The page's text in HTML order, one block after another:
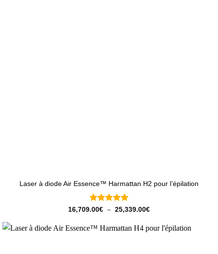
Laser à diode Air Essence™ Harmattan H2 pour l’épilation
Note5 sur
16,709.00€ – 25,339.00€Plage
16,709.00€